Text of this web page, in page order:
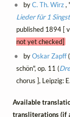
byC. Th. Wirz,
Lieder für 1
published 1894 [
not yet checked]
byOskar Zapff
schön", op. 11 (
chorus ], Leipzig:
Available
transliterations (if